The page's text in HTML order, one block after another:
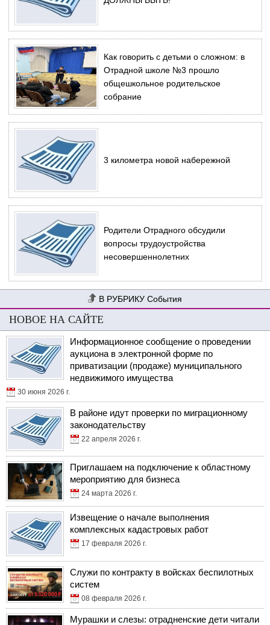
Как говорить с детьми о сложном: в
Отрадной школе №3 прошло
общешкольное родительское
собрание
3 километра новой набережной
Родители Отрадного обсудили
вопросы трудоустройства
несовершеннолетних
События
НОВОЕ НА САЙТЕ
Информационное сообщение о проведении
аукциона в электронной форме по
приватизации (продаже) муниципального
недвижимого имущества
30 июня 2026 г.
В районе идут проверки по миграционному
законодательству
22 апреля 2026 г.
Приглашаем на подключение к областному
мероприятию для бизнеса
24 марта 2026 г.
Извещение о начале выполнения
комплексных кадастровых работ
17 февраля 2026 г.
Служи по контракту в войсках беспилотных
систем
08 февраля 2026 г.
Мурашки и слезы: отрадненские дети читали